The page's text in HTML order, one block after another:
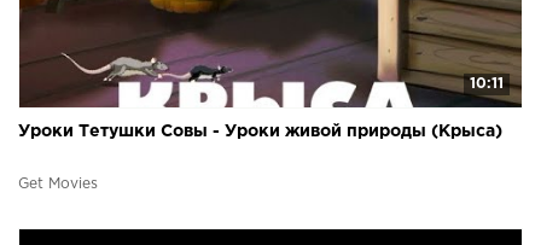
10:11
Уроки Тетушки Совы - Уроки живой природы (Крыса)
Get Movies